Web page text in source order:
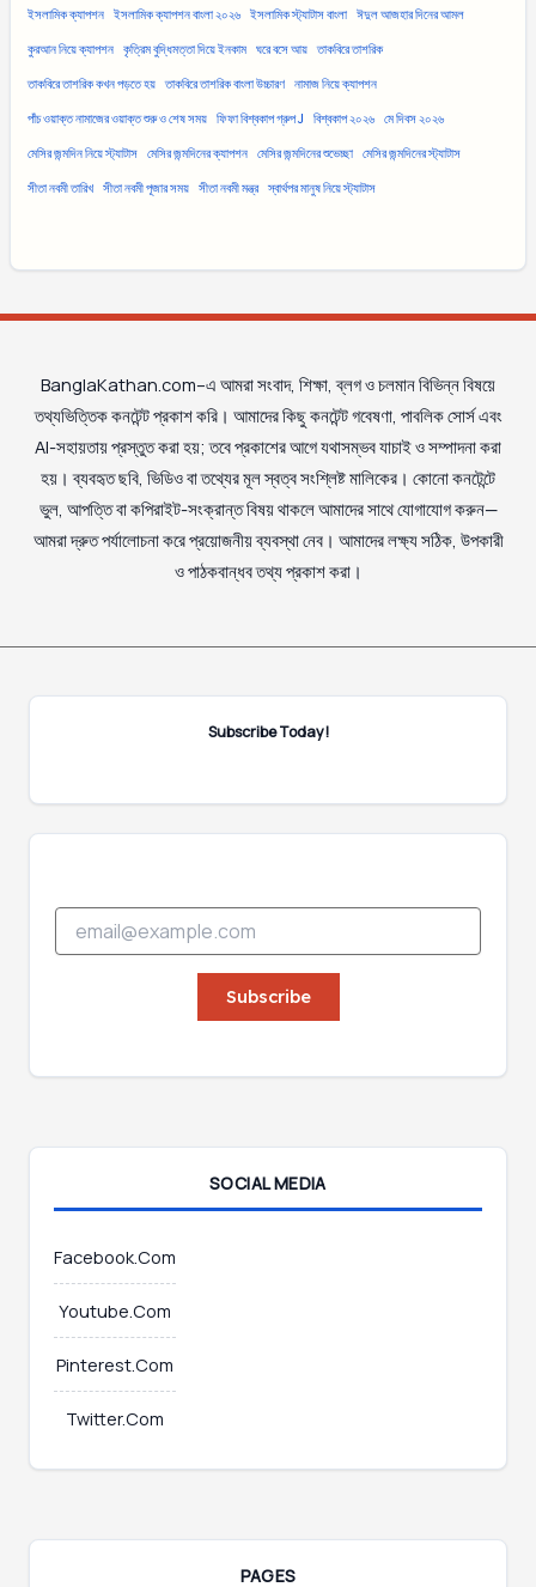
ইসলামিক ক্যাপশন ইসলামিক ক্যাপশন বাংলা ২০২৬ ইসলামিক স্ট্যাটাস বাংলা ঈদুল আজহার দিনের আমল
কুরআন নিয়ে ক্যাপশন কৃত্রিম বুদ্ধিমত্তা দিয়ে ইনকাম ঘরে বসে আয় তাকবিরে তাশরিক
তাকবিরে তাশরিক কখন পড়তে হয় তাকবিরে তাশরিক বাংলা উচ্চারণ নামাজ নিয়ে ক্যাপশন
পাঁচ ওয়াক্ত নামাজের ওয়াক্ত শুরু ও শেষ সময় ফিফা বিশ্বকাপ গ্রুপ J বিশ্বকাপ ২০২৬ মে দিবস ২০২৬
মেসির জন্মদিন নিয়ে স্ট্যাটাস মেসির জন্মদিনের ক্যাপশন মেসির জন্মদিনের শুভেচ্ছা মেসির জন্মদিনের স্ট্যাটাস
সীতা নবমী তারিখ সীতা নবমী পূজার সময় সীতা নবমী মন্ত্র স্বার্থপর মানুষ নিয়ে স্ট্যাটাস
BanglaKathan.com–এ আমরা সংবাদ, শিক্ষা, ব্লগ ও চলমান বিভিন্ন বিষয়ে
তথ্যভিত্তিক কনটেন্ট প্রকাশ করি। আমাদের কিছু কনটেন্ট গবেষণা, পাবলিক সোর্স এবং
AI-সহায়তায় প্রস্তুত করা হয়; তবে প্রকাশের আগে যথাসম্ভব যাচাই ও সম্পাদনা করা
হয়। ব্যবহৃত ছবি, ভিডিও বা তথ্যের মূল স্বত্ব সংশ্লিষ্ট মালিকের। কোনো কনটেন্টে
ভুল, আপত্তি বা কপিরাইট-সংক্রান্ত বিষয় থাকলে আমাদের সাথে যোগাযোগ করুন—
আমরা দ্রুত পর্যালোচনা করে প্রয়োজনীয় ব্যবস্থা নেব। আমাদের লক্ষ্য সঠিক, উপকারী
ও পাঠকবান্ধব তথ্য প্রকাশ করা।
Subscribe Today!
a
i
l
E
a
i
E
Subscribe
SOCIAL MEDIA
Facebook.Com
Youtube.Com
Pinterest.Com
Twitter.Com
PAGES